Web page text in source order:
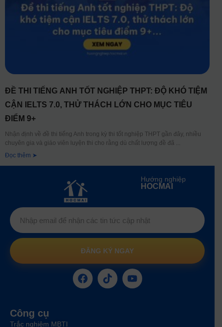
ĐỀ THI TIẾNG ANH TỐT NGHIỆP THPT: ĐỘ KHÓ TIỆM
CẬN IELTS 7.0, THỬ THÁCH LỚN CHO MỤC TIÊU
ĐIỂM 9+
Nhận định về đề thi tiếng Anh trong kỳ thi tốt nghiệp THPT gần đây, nhiều
chuyên gia và giáo viên luyện thi cho rằng dù chất lượng đề đã
Đọc thêm ➤
Hướng nghiệp
HOCMAI
ĐĂNG KÝ NGAY
Công cụ
Trắc nghiệm MBTI